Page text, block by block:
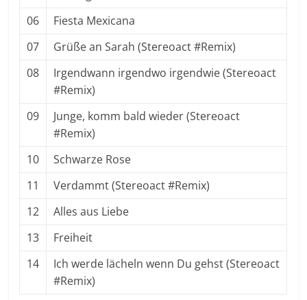
06
Fiesta Mexicana
07
Grüße an Sarah (Stereoact #Remix)
08
Irgendwann irgendwo irgendwie (Stereoact
#Remix)
09
Junge, komm bald wieder (Stereoact
#Remix)
10
Schwarze Rose
11
Verdammt (Stereoact #Remix)
12
Alles aus Liebe
13
Freiheit
14
Ich werde lächeln wenn Du gehst (Stereoact
#Remix)